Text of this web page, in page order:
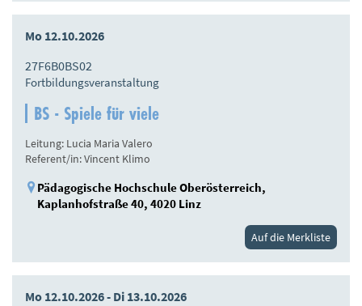
Mo 12.10.2026
27F6B0BS02
Fortbildungsveranstaltung
BS - Spiele für viele
Leitung: Lucia Maria Valero
Referent/in: Vincent Klimo
Pädagogische Hochschule Oberösterreich,
Kaplanhofstraße 40, 4020 Linz
Auf die Merkliste
Mo 12.10.2026 - Di 13.10.2026